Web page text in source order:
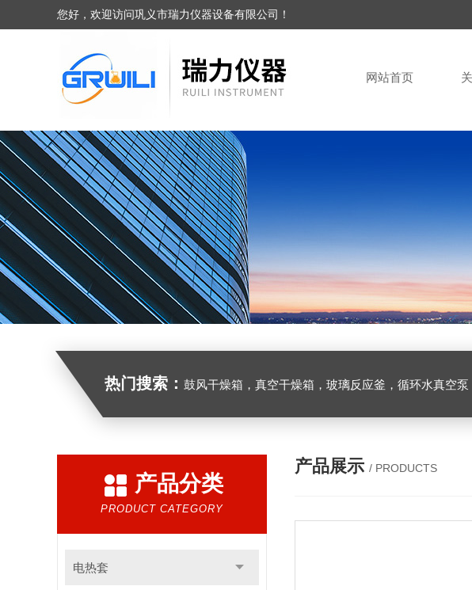
您好，欢迎访问巩义市瑞力仪器设备有限公司！
网站首页
热门搜索： 鼓风干燥箱，真空干燥箱，玻璃反应釜，循环水真空泵，低温冷却液循
产品分类
PRODUCT CATEGORY
电热套
产品展示 / PRODUCTS